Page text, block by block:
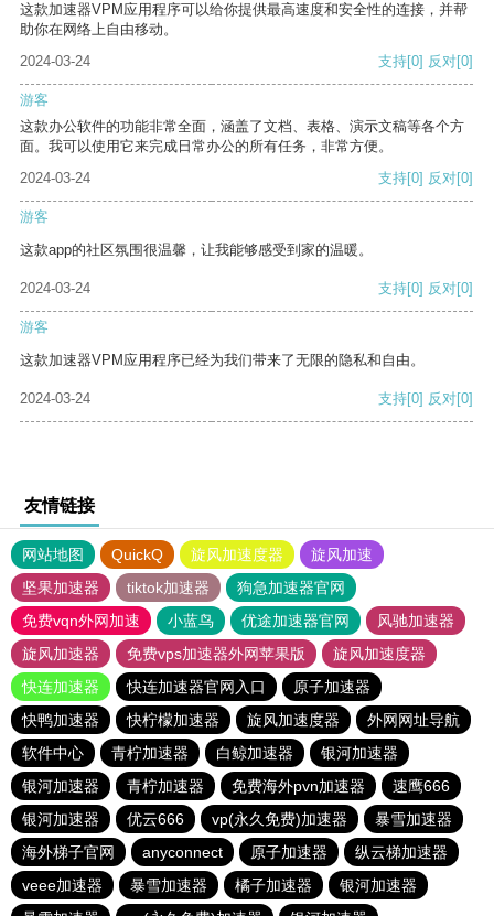
这款加速器VPM应用程序可以给你提供最高速度和安全性的连接，并帮
助你在网络上自由移动。
2024-03-24
支持[0] 反对[0]
游客
这款办公软件的功能非常全面，涵盖了文档、表格、演示文稿等各个方
面。我可以使用它来完成日常办公的所有任务，非常方便。
2024-03-24
支持[0] 反对[0]
游客
这款app的社区氛围很温馨，让我能够感受到家的温暖。
2024-03-24 支持[0] 反对[0]
游客
这款加速器VPM应用程序已经为我们带来了无限的隐私和自由。
2024-03-24 支持[0] 反对[0]
友情链接
网站地图 QuickQ 旋风加速度器
旋风加速
坚果加速器
tiktok加速器
狗急加速器官网
免费vqn外网加速
小蓝鸟 优途加速器官网
风驰加速器
旋风加速器
免费vps加速器外网苹果版
旋风加速度器
快连加速器
快连加速器官网入口
原子加速器
快鸭加速器
快柠檬加速器 旋风加速度器
外网网址导航
软件中心
青柠加速器 白鲸加速器
银河加速器
银河加速器
青柠加速器 免费海外pvn加速器
速鹰666
银河加速器
优云666 vp(永久免费)加速器
暴雪加速器
海外梯子官网
anyconnect 原子加速器
纵云梯加速器
veee加速器
暴雪加速器 橘子加速器
银河加速器